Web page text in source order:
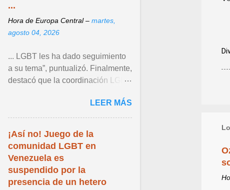
...
Hora de Europa Central – martes,
agosto 04, 2026
... LGBT les ha dado seguimiento
a su tema”, puntualizó. Finalmente,
destacó que la coordinación LGBT
como un espacio ... Ver articulo ...
LEER MÁS
¡Así no! Juego de la
comunidad LGBT en
Venezuela es
suspendido por la
presencia de un hetero